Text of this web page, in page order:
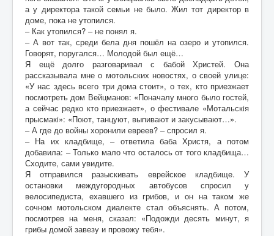
а у директора такой семьи не было. Жил тот директор в
доме, пока не утопился.
– Как утопился? – не понял я.
– А вот так, среди бела дня пошёл на озеро и утопился.
Говорят, поругался… Молодой был ещё…
Я ещё долго разговаривал с бабой Христей. Она
рассказывала мне о мотольских новостях, о своей улице:
«У нас здесь всего три дома стоит», о тех, кто приезжает
посмотреть дом Вейцманов: «Поначалу много было гостей,
а сейчас редко кто приезжает», о фестивале «Мотальскiя
прысмакi»: «Поют, танцуют, выпивают и закусывают…».
– А где до войны хоронили евреев? – спросил я.
– На их кладбище, – ответила баба Христя, а потом
добавила: – Только мало что осталось от того кладбища…
Сходите, сами увидите.
Я отправился разыскивать еврейское кладбище. У
остановки междугородных автобусов спросил у
велосипедиста, ехавшего из грибов, и он на таком же
сочном мотольском диалекте стал объяснять. А потом,
посмотрев на меня, сказал: «Подожди десять минут, я
грибы домой завезу и провожу тебя».